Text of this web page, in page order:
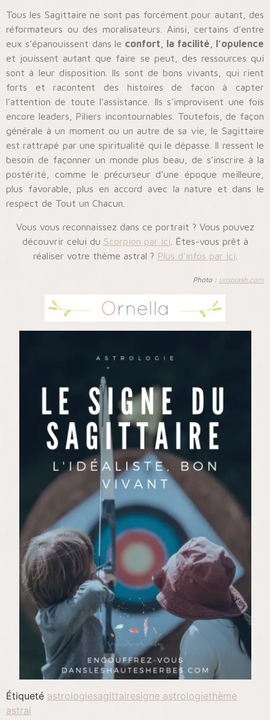
Tous les Sagittaire ne sont pas forcément pour autant, des
réformateurs ou des moralisateurs. Ainsi, certains d’entre
eux s’épanouissent dans le confort, la facilité, l’opulence
et jouissent autant que faire se peut, des ressources qui
sont à leur disposition. Ils sont de bons vivants, qui rient
forts et racontent des histoires de façon à capter
l’attention de toute l’assistance. Ils s’improvisent une fois
encore leaders, Piliers incontournables. Toutefois, de façon
générale à un moment ou un autre de sa vie, le Sagittaire
est rattrapé par une spiritualité qui le dépasse. Il ressent le
besoin de façonner un monde plus beau, de s’inscrire à la
postérité, comme le précurseur d’une époque meilleure,
plus favorable, plus en accord avec la nature et dans le
respect de Tout un Chacun.
Vous vous reconnaissez dans ce portrait ? Vous pouvez
découvrir celui du Scorpion par ici . Êtes-vous prêt à
réaliser votre thème astral ? Plus d’infos par ici
Photo : unsplash.com
Étiqueté astrologiesagittairesigne astrologiethème
astral